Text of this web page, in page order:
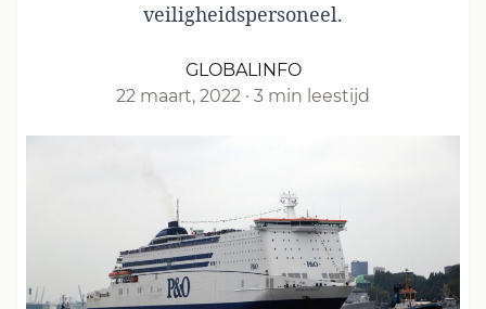
veiligheidspersoneel.
GLOBALINFO
22 maart, 2022 · 3 min leestijd